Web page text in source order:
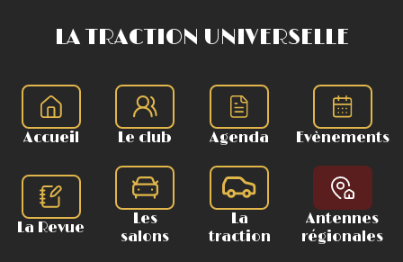
LA TRACTION UNIVERSELLE
Accueil Le club Agenda Evènements
La Revue
Les
salons
La
traction
Antennes
régionales